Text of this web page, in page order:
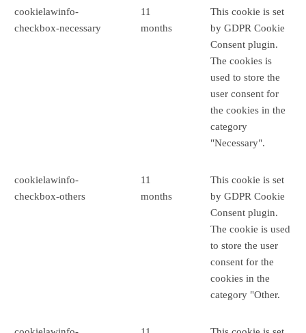
cookielawinfo-
checkbox-necessary
11
months
This cookie is set
by GDPR Cookie
Consent plugin.
The cookies is
used to store the
user consent for
the cookies in the
category
"Necessary".
cookielawinfo-
checkbox-others
11
months
This cookie is set
by GDPR Cookie
Consent plugin.
The cookie is used
to store the user
consent for the
cookies in the
category "Other.